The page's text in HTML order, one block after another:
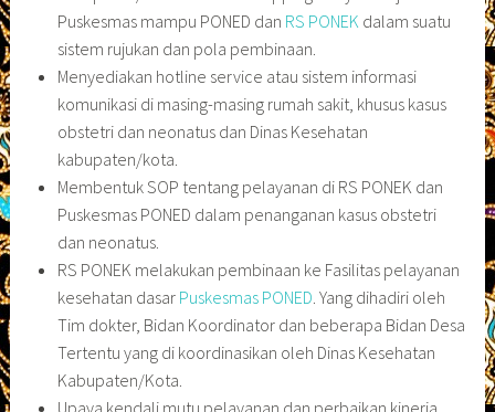
Puskesmas mampu PONED dan RS PONEKdalam suatu
sistem rujukan dan pola pembinaan.
Menyediakan hotline service atau sistem informasi
komunikasi di masing-masing rumah sakit, khusus kasus
obstetri dan neonatus dan Dinas Kesehatan
kabupaten/kota.
Membentuk SOP tentang pelayanan di RS PONEK dan
Puskesmas PONED dalam penanganan kasus obstetri
dan neonatus.
RS PONEK melakukan pembinaan ke Fasilitas pelayanan
kesehatan dasar Puskesmas PONED. Yang dihadiri oleh
Tim dokter, Bidan Koordinator dan beberapa Bidan Desa
Tertentu yang di koordinasikan oleh Dinas Kesehatan
Kabupaten/Kota.